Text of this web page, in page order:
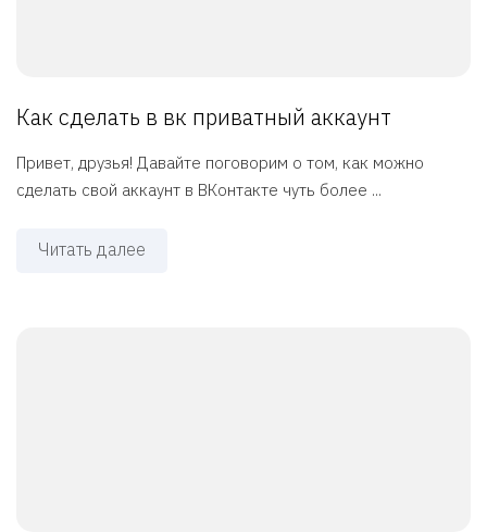
Как сделать в вк приватный аккаунт
Привет, друзья! Давайте поговорим о том, как можно
сделать свой аккаунт в ВКонтакте чуть более ...
Читать далее